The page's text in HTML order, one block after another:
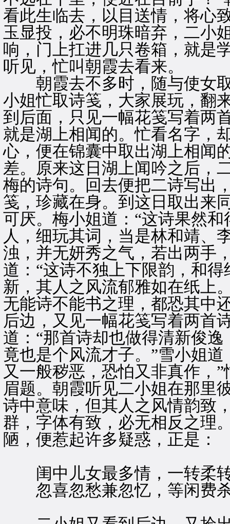
看此生临去，以目送情，将心
玉显投，必不明珠暗弃，二小
响，门上扛进几只卷箱，就是
听见，忙叫朝霞去看来。
朝霞去不多时，随与使女取
小姐忙取诗笺，大家展玩，翻
到后面，只见一幅花笺写着两
就是湖上相闻的。忙看名字，
心，便在锦囊中取出湖上相闻
差。原来这日湖上闻吟之后，
梅的诗句。回去便把二诗写出
笺，珍藏在身。到这日取出来
可厌。梅小姐道：“这诗果然
人，细玩其词，当是林和靖、
浊，并无妍秀之气，若出两手
道：“这诗不独上下限韵，和
新，其人之风流郁雅如在纸上
无能诗不能书之理，都恐其中
后边，又见一幅花笺写着两首
道：“那首诗却也做得清新俊
竟也是个风流才子。”雪小姐
又一般秽恶，恐怕又非真作，
眉题。朝霞听见二小姐在那里
诗中意味，但其人之风情韵致
群，字体有致，必无相反之理
陋，便惹起许多疑惑，正是：
闺中儿女最多情，一转柔
忽喜忽愁兼忽忆，等闲费